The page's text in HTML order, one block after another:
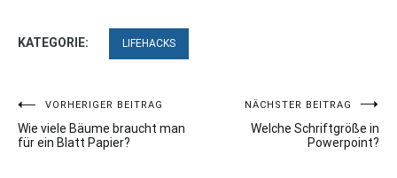
KATEGORIE: LIFEHACKS
Beitragsnavigation
VORHERIGER BEITRAG
Wie viele Bäume braucht man
für ein Blatt Papier?
NÄCHSTER BEITRAG
Welche Schriftgröße in
Powerpoint?